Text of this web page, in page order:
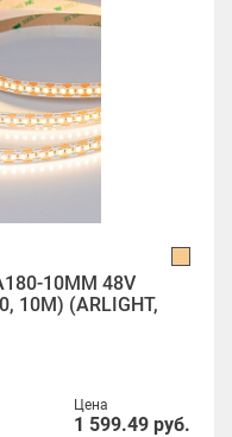
10MM 48V
10M) (ARLIGHT,
Цена
1 599.49 руб.